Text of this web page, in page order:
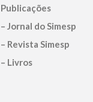
Publicações
– Jornal do Simesp
– Revista Simesp
– Livros